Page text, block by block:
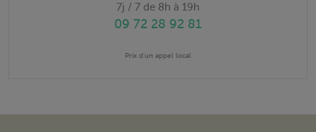
7j / 7 de 8h à 19h
09 72 28 92 81
Prix d'un appel local